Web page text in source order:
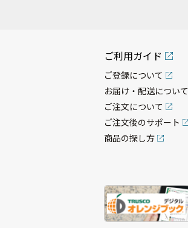
ご利用ガイド
ご登録について
お届け・配送について
ご注文について
ご注文後のサポート
商品の探し方